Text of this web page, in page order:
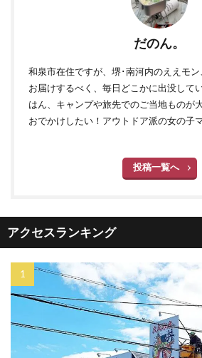
だのん。
和泉市在住ですが、堺･南河内のええモ
お届けするべく、毎日どこかに出没して
はん、キャンプや旅先でのご当地ものが
おでかけしたい！アウトドア派の女の子
投稿一覧へ
アクセスランキング